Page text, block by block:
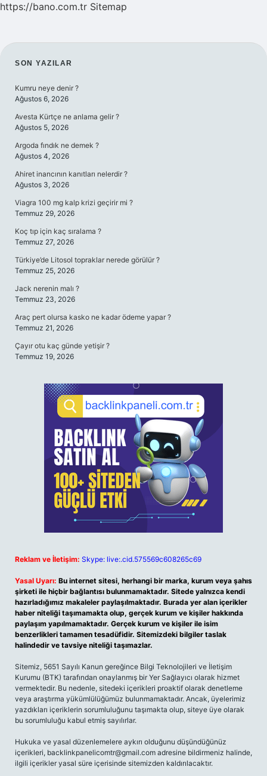
https://bano.com.tr Sitemap
SIDEBAR
SON YAZILAR
Kumru neye denir ?
Ağustos 6, 2026
Avesta Kürtçe ne anlama gelir ?
Ağustos 5, 2026
Argoda fındık ne demek ?
Ağustos 4, 2026
Ahiret inancının kanıtları nelerdir ?
Ağustos 3, 2026
Viagra 100 mg kalp krizi geçirir mi ?
Temmuz 29, 2026
Koç tıp için kaç sıralama ?
Temmuz 27, 2026
Türkiye’de Litosol topraklar nerede görülür ?
Temmuz 25, 2026
Jack nerenin malı ?
Temmuz 23, 2026
Araç pert olursa kasko ne kadar ödeme yapar ?
Temmuz 21, 2026
Çayır otu kaç günde yetişir ?
Temmuz 19, 2026
Reklam ve İletişim: Skype: live:.cid.575569c608265c69
Yasal Uyarı: Bu internet sitesi, herhangi bir marka, kurum veya şahıs
şirketi ile hiçbir bağlantısı bulunmamaktadır. Sitede yalnızca kendi
hazırladığımız makaleler paylaşılmaktadır. Burada yer alan içerikler
haber niteliği taşımamakta olup, gerçek kurum ve kişiler hakkında
paylaşım yapılmamaktadır. Gerçek kurum ve kişiler ile isim
benzerlikleri tamamen tesadüfidir. Sitemizdeki bilgiler taslak
halindedir ve tavsiye niteliği taşımazlar.
Sitemiz, 5651 Sayılı Kanun gereğince Bilgi Teknolojileri ve İletişim
Kurumu (BTK) tarafından onaylanmış bir Yer Sağlayıcı olarak hizmet
vermektedir. Bu nedenle, sitedeki içerikleri proaktif olarak denetleme
veya araştırma yükümlülüğümüz bulunmamaktadır. Ancak, üyelerimiz
yazdıkları içeriklerin sorumluluğunu taşımakta olup, siteye üye olarak
bu sorumluluğu kabul etmiş sayılırlar.
Hukuka ve yasal düzenlemelere aykırı olduğunu düşündüğünüz
içerikleri, backlinkpanelicomtr@gmail.com adresine bildirmeniz halinde,
ilgili içerikler yasal süre içerisinde sitemizden kaldırılacaktır.